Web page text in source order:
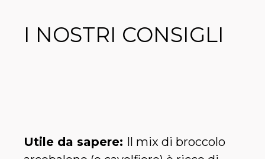
I NOSTRI CONSIGLI
Utile da sapere: Il mix di broccolo